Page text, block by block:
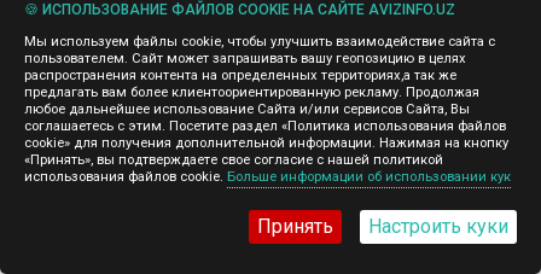
🍪 ИСПОЛЬЗОВАНИЕ ФАЙЛОВ COOKIE НА САЙТЕ AVIZINFO.UZ
Мы используем файлы cookie, чтобы улучшить взаимодействие сайта с
пользователем. Сайт может запрашивать вашу геопозицию в целях
распространения контента на определенных территориях,а так же
предлагать вам более клиентоориентированную рекламу. Продолжая
любое дальнейшее использование Сайта и/или сервисов Сайта, Вы
соглашаетесь с этим. Посетите раздел «Политика использования файлов
cookie» для получения дополнительной информации. Нажимая на кнопку
«Принять», вы подтверждаете свое согласие с нашей политикой
использования файлов cookie. Больше информации об использовании кук
Принять Настроить куки